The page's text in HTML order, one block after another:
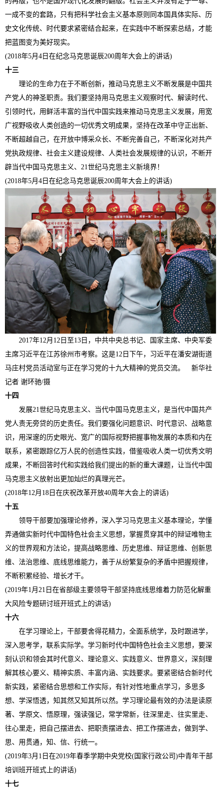
一成不变的套路，只有把科学社会主义基本原则同本国具体实际、历
史文化传统、时代要求紧密结合起来，在实践中不断探索总结，才能
把蓝图变为美好现实。
(2018年5月4日在纪念马克思诞辰200周年大会上的讲话)
十三
理论的生命力在于不断创新，推动马克思主义不断发展是中国共
产党人的神圣职责。我们要坚持用马克思主义观察时代、解读时代、
引领时代，用鲜活丰富的当代中国实践来推动马克思主义发展，用宽
广视野吸收人类创造的一切优秀文明成果，坚持在改革中守正出新、
不断超越自己，在开放中博采众长、不断完善自己，不断深化对共产
党执政规律、社会主义建设规律、人类社会发展规律的认识，不断开
辟当代中国马克思主义、21世纪马克思主义新境界！
(2018年5月4日在纪念马克思诞辰200周年大会上的讲话)
2017年12月12日至13日，中共中央总书记、国家主席、中央军委
主席习近平在江苏徐州市考察。这是12日下午，习近平在潘安湖街道
马庄村党员活动室与正在学习党的十九大精神的党员交流。 新华社
记者 谢环驰/摄
十四
发展21世纪马克思主义、当代中国马克思主义，是当代中国共产
党人责无旁贷的历史责任。我们要强化问题意识、时代意识、战略意
识，用深邃的历史眼光、宽广的国际视野把握事物发展的本质和内在
联系，紧密跟踪亿万人民的创造性实践，借鉴吸收人类一切优秀文明
成果，不断回答时代和实践给我们提出的新的重大课题，让当代中国
马克思主义放射出更加灿烂的真理光芒。
(2018年12月18日在庆祝改革开放40周年大会上的讲话)
十五
领导干部要加强理论修养，深入学习马克思主义基本理论，学懂
弄通做实新时代中国特色社会主义思想，掌握贯穿其中的辩证唯物主
义的世界观和方法论，提高战略思维、历史思维、辩证思维、创新思
维、法治思维、底线思维能力，善于从纷繁复杂的矛盾中把握规律，
不断积累经验、增长才干。
(2019年1月21日在省部级主要领导干部坚持底线思维着力防范化解重
大风险专题研讨班开班式上的讲话)
十六
在学习理论上，干部要舍得花精力，全面系统学，及时跟进学，
深入思考学，联系实际学。学习新时代中国特色社会主义思想，要深
刻认识和领会其时代意义、理论意义、实践意义、世界意义，深刻理
解其核心要义、精神实质、丰富内涵、实践要求。要紧密结合新时代
新实践，紧密结合思想和工作实际，有针对性地重点学习，多思多
想、学深悟透，知其然又知其所以然。学习理论最有效的办法是读原
著、学原文、悟原理，强读强记，常学常新，往深里走、往实里走、
往心里走，把自己摆进去、把职责摆进去、把工作摆进去，做到学、
思、用贯通，知、信、行统一。
(2019年3月1日在2019年春季学期中央党校(国家行政公司)中青年干部
培训班开班式上的讲话)
十七